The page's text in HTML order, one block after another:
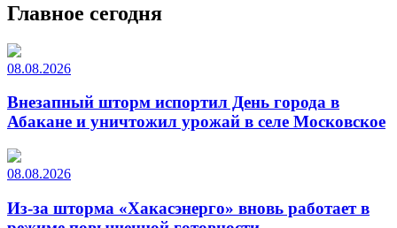
Главное сегодня
08.08.2026
Внезапный шторм испортил День города в
Абакане и уничтожил урожай в селе Московское
08.08.2026
Из-за шторма «Хакасэнерго» вновь работает в